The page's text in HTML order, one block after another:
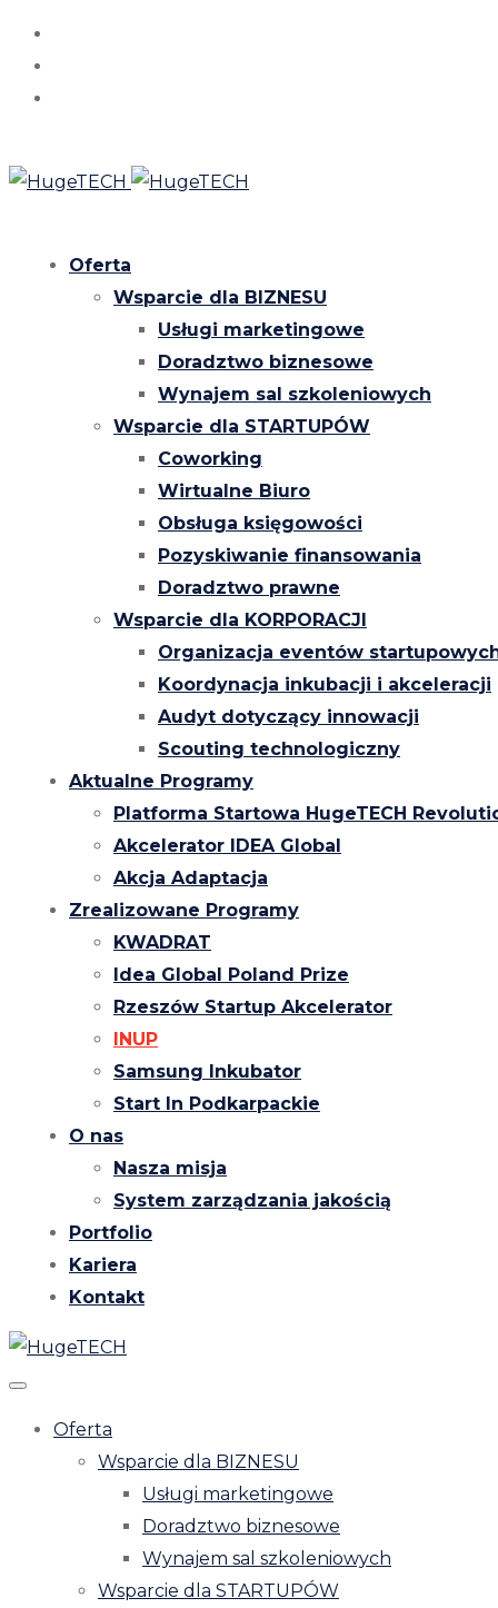
Oferta
Wsparcie dla BIZNESU
Usługi marketingowe
Doradztwo biznesowe
Wynajem sal szkoleniowych
Wsparcie dla STARTUPÓW
Coworking
Wirtualne Biuro
Obsługa księgowości
Pozyskiwanie finansowania
Doradztwo prawne
Wsparcie dla KORPORACJI
Organizacja eventów
Koordynacja inkubacji i akceleracji
Audyt dotyczący innowacji
Scouting technologiczny
Aktualne Programy
Platforma Startowa HugeTECH
Akcelerator IDEA Global
Akcja Adaptacja
Zrealizowane Programy
KWADRAT
Idea Global Poland Prize
Rzeszów Startup Akcelerator
INUP
Samsung Inkubator
Start In Podkarpackie
O nas
Nasza misja
System zarządzania jakością
Portfolio
Kariera
Kontakt
Oferta
Wsparcie dla BIZNESU
Usługi marketingowe
Doradztwo biznesowe
Wynajem sal szkoleniowych
Wsparcie dla STARTUPÓW